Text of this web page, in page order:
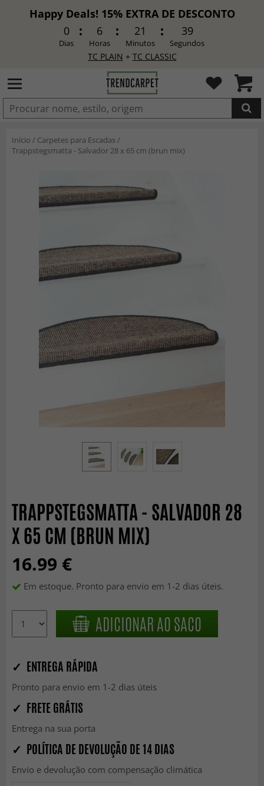
Happy Deals! 15% EXTRA DE DESCONTO
0
Dias
6
Horas
21
Minutos
37
Segundos
TC PLAIN + TC CLASSIC
ADICIONADO
Início / Carpetes para Escadas/
Trappstegsmatta - Salvador 28 x 65 cm (brun mix)
TRAPPSTEGSMATTA - SALVADOR 28
X 65 CM (BRUN MIX)
16.99 €
Em estoque. Pronto para envio em 1-2 dias úteis.
ADICIONAR AO SACO
✓ ENTREGA RÁPIDA
Pronto para envio em 1-2 dias úteis
✓ FRETE GRÁTIS
Entrega na sua porta
✓ POLÍTICA DE DEVOLUÇÃO DE 14 DIAS
Envio e devolução com compensação climática